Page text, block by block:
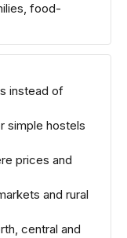
food-
instead of
simple hostels
prices and
and rural
central and